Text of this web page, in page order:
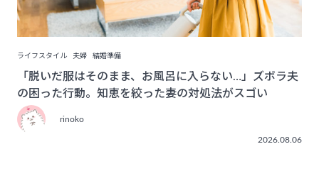
ライフスタイル 夫婦 結婚準備
「脱いだ服はそのまま、お風呂に入らない…」ズボラ夫
の困った行動。知恵を絞った妻の対処法がスゴい
rinoko
2026.08.06